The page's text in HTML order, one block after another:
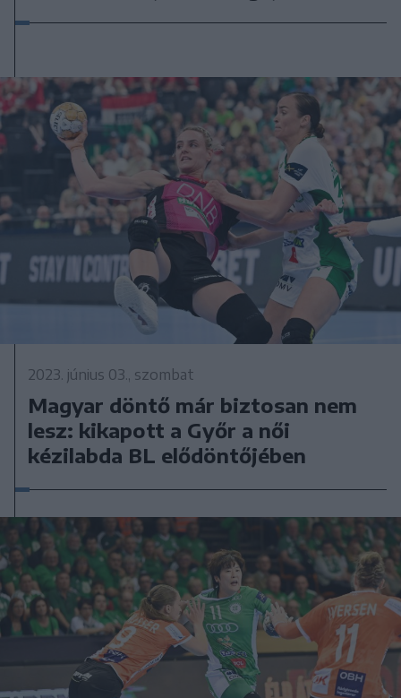
2023. június 03., szombat
Magyar döntő már biztosan nem
lesz: kikapott a Győr a női
kézilabda BL elődöntőjében